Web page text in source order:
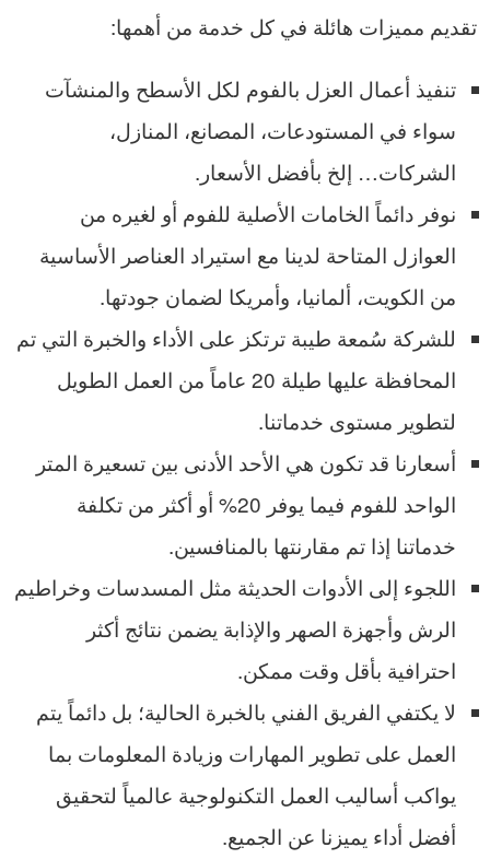
تقديم مميزات هائلة في كل خدمة من أهمها:
تنفيذ أعمال العزل بالفوم لكل الأسطح والمنشآت
سواء في المستودعات، المصانع، المنازل،
الشركات… إلخ بأفضل الأسعار.
نوفر دائماً الخامات الأصلية للفوم أو لغيره من
العوازل المتاحة لدينا مع استيراد العناصر الأساسية
من الكويت، ألمانيا، وأمريكا لضمان جودتها.
للشركة سُمعة طيبة ترتكز على الأداء والخبرة التي تم
المحافظة عليها طيلة 20 عاماً من العمل الطويل
لتطوير مستوى خدماتنا.
أسعارنا قد تكون هي الأحد الأدنى بين تسعيرة المتر
الواحد للفوم فيما يوفر 20% أو أكثر من تكلفة
خدماتنا إذا تم مقارنتها بالمنافسين.
اللجوء إلى الأدوات الحديثة مثل المسدسات وخراطيم
الرش وأجهزة الصهر والإذابة يضمن نتائج أكثر
احترافية بأقل وقت ممكن.
لا يكتفي الفريق الفني بالخبرة الحالية؛ بل دائماً يتم
العمل على تطوير المهارات وزيادة المعلومات بما
يواكب أساليب العمل التكنولوجية عالمياً لتحقيق
أفضل أداء يميزنا عن الجميع.